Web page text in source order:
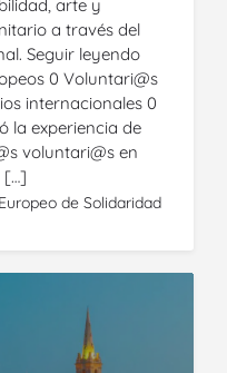
arte y
a través del
Seguir leyendo
0 Voluntari@s
internacionales 0
la experiencia de
voluntari@s en
[…]
de Solidaridad